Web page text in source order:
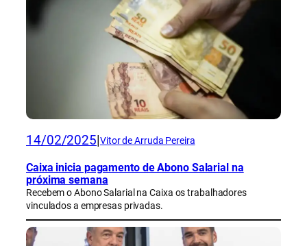
14/02/2025 Vitor de Arruda Pereira
Caixa inicia pagamento de Abono Salarial na
próxima semana
Recebem o Abono Salarial na Caixa os trabalhadores
vinculados a empresas privadas.